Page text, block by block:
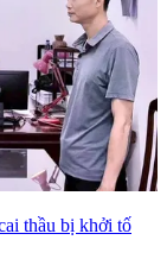
thầu bị khởi tố